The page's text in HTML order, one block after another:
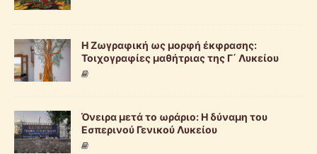
Η Ζωγραφική ως μορφή έκφρασης:
Τοιχογραφίες μαθήτριας της Γ΄ Λυκείου
Όνειρα μετά το ωράριο: Η δύναμη του
Εσπερινού Γενικού Λυκείου